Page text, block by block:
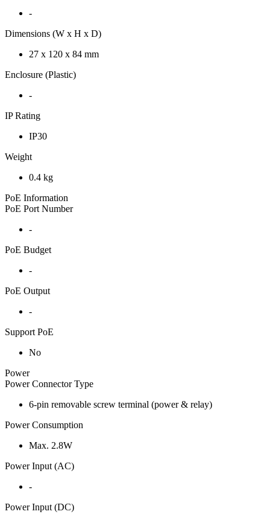
-
Dimensions (W x H x D)
27 x 120 x 84 mm
Enclosure (Plastic)
-
IP Rating
IP30
Weight
0.4 kg
PoE Information
PoE Port Number
-
PoE Budget
-
PoE Output
-
Support PoE
No
Power
Power Connector Type
6-pin removable screw terminal (power & relay)
Power Consumption
Max. 2.8W
Power Input (AC)
-
Power Input (DC)